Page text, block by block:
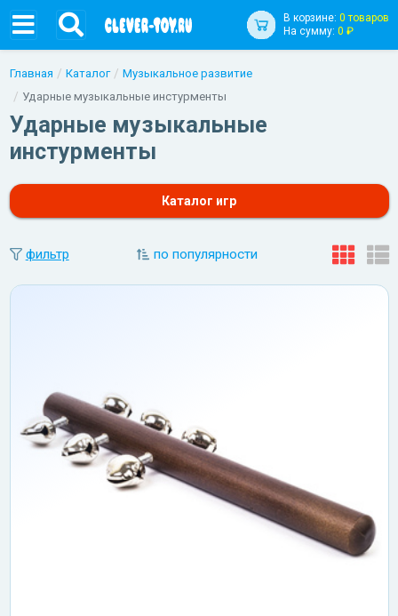
В корзине: 0 товаров
На сумму: 0 ₽
Главная Каталог
Музыкальное развитие
Ударные музыкальные инстурменты
Ударные музыкальные
инстурменты
Каталог игр
фильтр по популярности